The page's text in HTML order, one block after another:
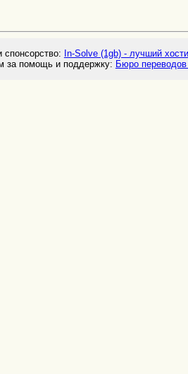
спонсорство: In-Solve (1gb) - лучший
за помощь и поддержку: Бюро переводов